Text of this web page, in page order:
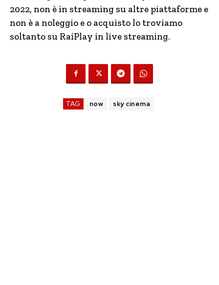
2022, non è in streaming su altre piattaforme e
non è a noleggio e o acquisto lo troviamo
soltanto su RaiPlay in live streaming.
TAG now sky cinema